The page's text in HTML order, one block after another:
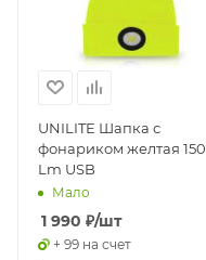
UNILITE Шапка с
фонариком желтая 150
Lm USB
Мало
1 990 ₽/шт
+ 99 на счет